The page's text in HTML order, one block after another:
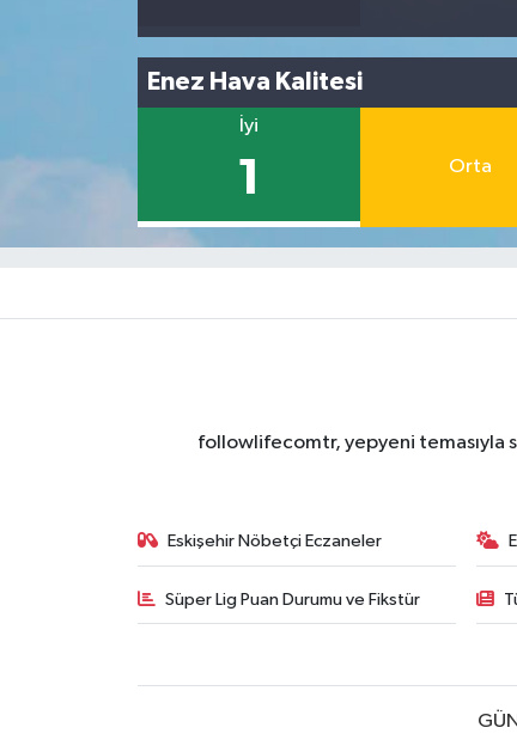
Enez Hava Kalitesi
İyi
1 Orta
followlifecomtr, yepyeni temasıyla
Eskişehir Nöbetçi Eczaneler
Süper Lig Puan Durumu ve Fikstür